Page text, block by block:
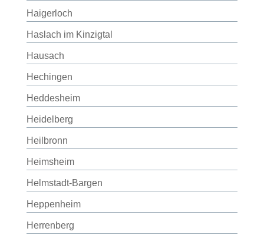
Haigerloch
Haslach im Kinzigtal
Hausach
Hechingen
Heddesheim
Heidelberg
Heilbronn
Heimsheim
Helmstadt-Bargen
Heppenheim
Herrenberg